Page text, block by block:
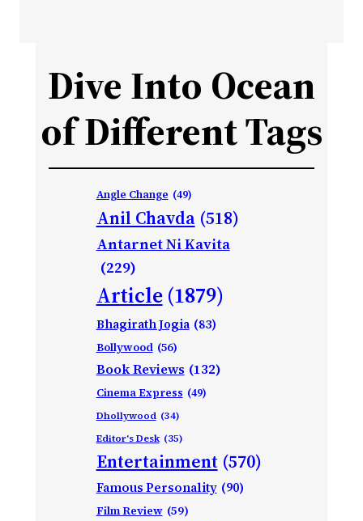
Dive Into Ocean
of Different Tags
Angle Change (49)
Anil Chavda (518)
Antarnet Ni Kavita
(229)
Article (1879)
Bhagirath Jogia (83)
Bollywood (56)
Book Reviews (132)
Cinema Express (49)
Dhollywood (34)
Editor's Desk (35)
Entertainment (570)
Famous Personality (90)
Film Review (59)